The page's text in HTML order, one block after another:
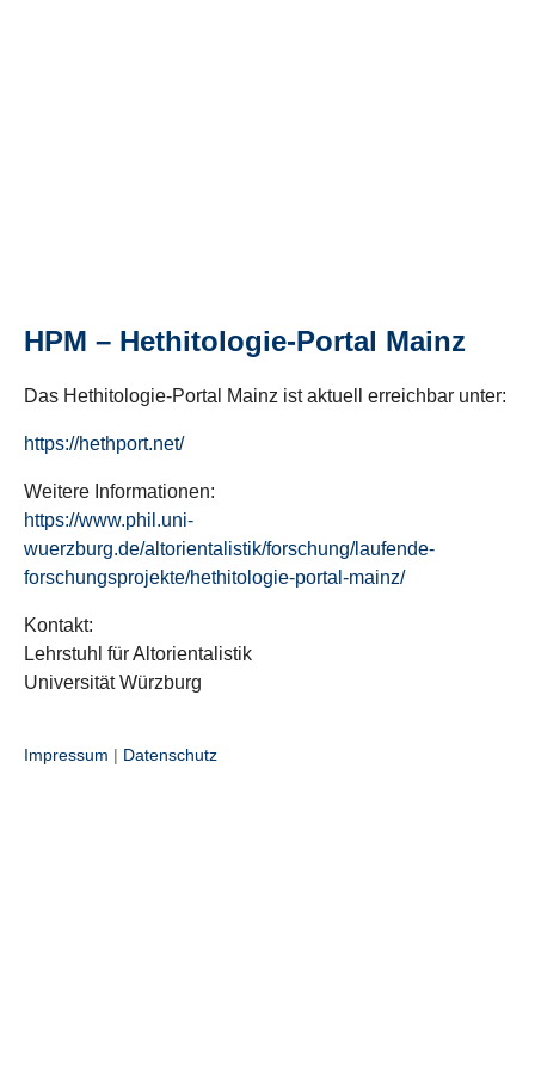
HPM – Hethitologie-Portal Mainz
Das Hethitologie-Portal Mainz ist aktuell erreichbar unter:
https://hethport.net/
Weitere Informationen:
https://www.phil.uni-
wuerzburg.de/altorientalistik/forschung/laufende-
forschungsprojekte/hethitologie-portal-mainz/
Kontakt:
Lehrstuhl für Altorientalistik
Universität Würzburg
Impressum | Datenschutz